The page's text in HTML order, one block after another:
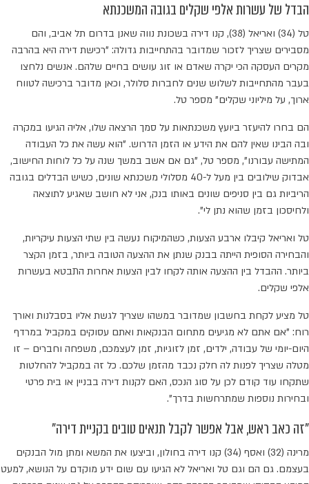
הבדל של עשרות אלפי שקלים בגובה המשכנתא
טל (34) ואריאל (38), קנו דירה בשכונת נווה שאנן בדרום תל אביב, והם
מסבירים שצריך לזכור שמדובר בהתחייבות גדולה: "רכישת דירה היא בהרבה
מקרים העסקה הכי יקרה שאדם או זוג עושים בחיים שלהם. אנשים נלחצו
בעבר מהתחייבות לשלוש שנים לחברות סלולר, וכאן מדובר ברכישה לטווח
ארוך, על מיליוני שקלים" מספר טל.
הם בחרו להיעזר ביועץ משכנתאות על סמך הרצאה שלו, אליה הגיעו במקרה
ובה הבינו שאין להם את הידע או הזמן הדרוש. "הוא עשה את כל העבודה
המתישה עבורנו", מספר טל, "גם אם אשב במשך שנה על כל לוחות החישוב,
אבדוק שילובים בין מעל ל-40 מסלולי משכנתא שונים, כשיש הבדלים בגובה
הריביות גם בין סניפים שונים באותו בנק, אני לא חושב שאגיע לתוצאה
ולחיסכון בזמן שהוא נתן לי".
טל ואריאל קיבלו ארבע הצעות, כשהמיקוח נעשה בין שתי הצעות עיקריות,
והבחירה הסופית הייתה בבנק שנתן את ההצעה הטובה ביותר, בזמן הקצר
ביותר. ההבדל בין ההצעה אותה לקחו לבין הצעות אחרות התבטא בעשרות
אלפי שקלים.
טל מציע לקחת בחשבון שמדובר במשהו שצריך לגשת אליו בסבלנות ואורך
רוח: "אם אתם לא מגיעים מתחום הבנקאות ואתם עסוקים במקביל במרדף
היום-יומי של עבודה, ילדים, זמן לזוגיות, זמן לעצמכם, משפחה וחברים – זו
מטלה שצריך לפנות לה חלק נכבד מהזמן שלכם. כל זה במקביל להחלטות
שתקחו עוד קודם לכן על סוג הנכס, האם לקנות דירה בבניין או בית פרטי
ובחירות נוספות שמתרחשות בדרך".
"זה כאב ראש, אבל אפשר לקבל תנאים טובים בקניית דירה"
מרינה (32) ואסף (34) קנו דירה בחולון, וביצעו את המשא ומתן מול הבנקים
בעצמם. גם הם וגם טל ואריאל לא הגיעו עם שום ידע מוקדם על הנושא, למעט